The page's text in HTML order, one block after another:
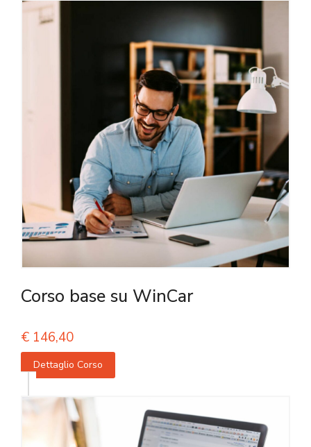
Corso base su WinCar
€ 146,40
Dettaglio Corso